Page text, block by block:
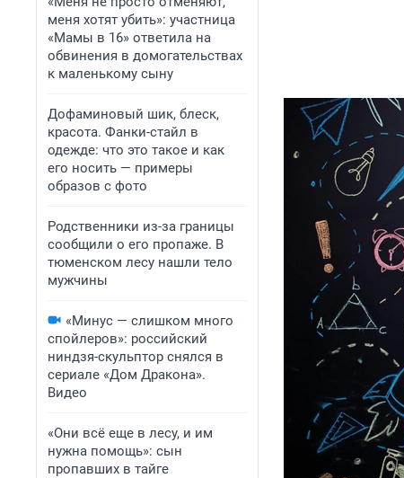
меня хотят убить»: участница
«Мамы в 16» ответила на
обвинения в домогательствах
к маленькому сыну
Дофаминовый шик, блеск,
красота. Фанки-стайл в
одежде: что это такое и как
его носить — примеры
образов с фото
Родственники из-за границы
сообщили о его пропаже. В
тюменском лесу нашли тело
мужчины
«Минус — слишком много
спойлеров»: российский
ниндзя-скульптор снялся в
сериале «Дом Дракона».
Видео
«Они всё еще в лесу, и им
нужна помощь»: сын
пропавших в тайге